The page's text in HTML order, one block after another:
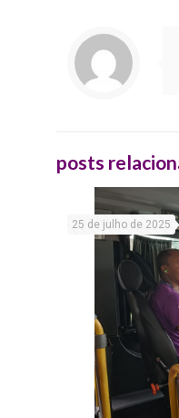
posts
25 de julho de 2025